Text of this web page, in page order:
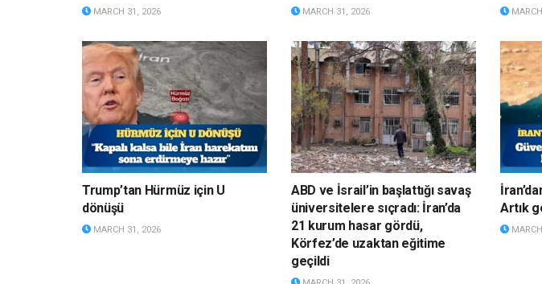
MARCH 31, 2026 MARCH 31, 2026
Trump’tan Hürmüz için U
dönüşü
MARCH 31, 2026
ABD ve İsrail’in başlattığı savaş
üniversitelere sıçradı: İran’da
21 kurum hasar gördü,
Körfez’de uzaktan eğitime
geçildi
Artık